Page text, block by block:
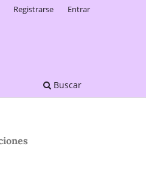
Buscar
Registrarse Entrar